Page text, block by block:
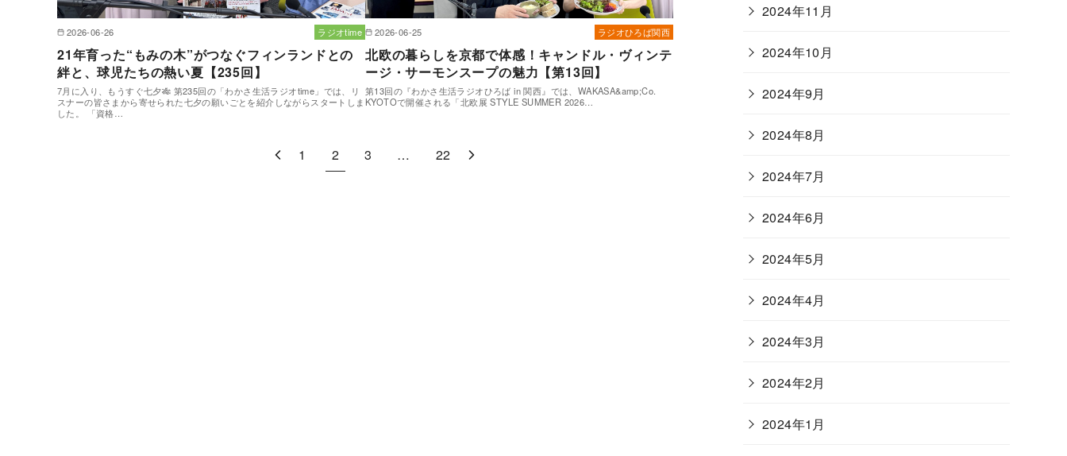
2026-06-26 ラジオtime
21年育った“もみの木”がつなぐフィンランドとの
絆と、球児たちの熱い夏【235回】
7月に入り、もうすぐ七夕🎋 第235回の「わかさ生活ラジオtime」では、リ
スナーの皆さまから寄せられた七夕の願いごとを紹介しながらスタートしま
した。 「資格…
2026-06-25 ラジオひろば関西
北欧の暮らしを京都で体感！キャンドル・ヴィンテ
ージ・サーモンスープの魅力【第13回】
第13回の『わかさ生活ラジオひろば in 関西』では、WAKASA&amp;Co.
KYOTOで開催される「北欧展 STYLE SUMMER 2026…
1 2 3 … 22
2024年11月
2024年10月
2024年9月
2024年8月
2024年7月
2024年6月
2024年5月
2024年4月
2024年3月
2024年2月
2024年1月